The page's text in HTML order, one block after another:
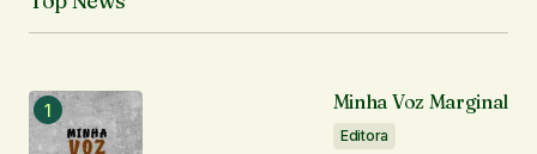
Notifique-me sobre novos comentários por e-mail.
Minha Voz Marginal
Editora